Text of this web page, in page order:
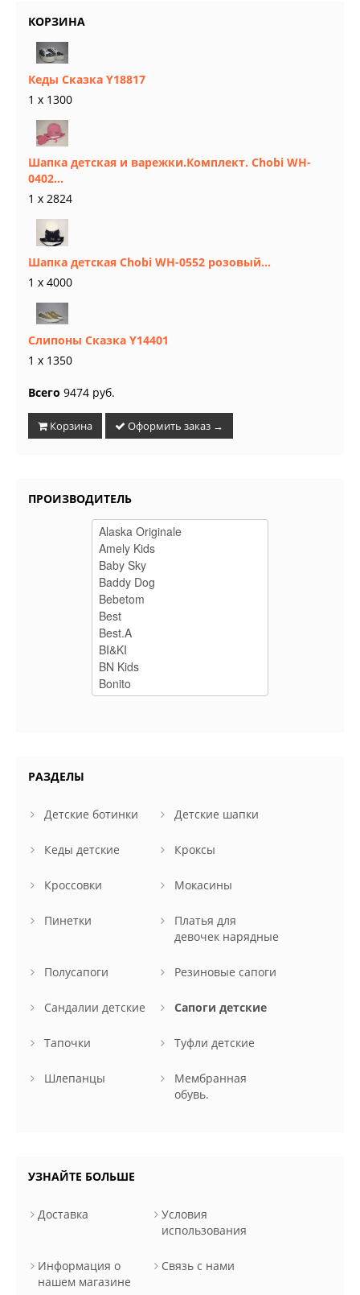
КОРЗИНА
Кеды Сказка Y18817
1 x 1300
Шапка детская и варежки.Комплект. Chobi WH-
0402...
1 x 2824
Шапка детская Chobi WH-0552 розовый...
1 x 4000
Слипоны Сказка Y14401
1 x 1350
Всего 9474 руб.
Корзина Оформить заказ →
ПРОИЗВОДИТЕЛЬ
РАЗДЕЛЫ
Детские ботинки Детские шапки
Кеды детские Кроксы
Кроссовки Мокасины
Пинетки
Платья для
девочек нарядные
Полусапоги Резиновые сапоги
Сандалии детские Сапоги детские
Тапочки Туфли детские
Шлепанцы
Мембранная
обувь.
УЗНАЙТЕ БОЛЬШЕ
Доставка
Условия
использования
Информация о
нашем магазине
Связь с нами